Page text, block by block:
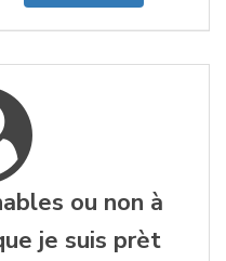
ou non à
je suis prèt